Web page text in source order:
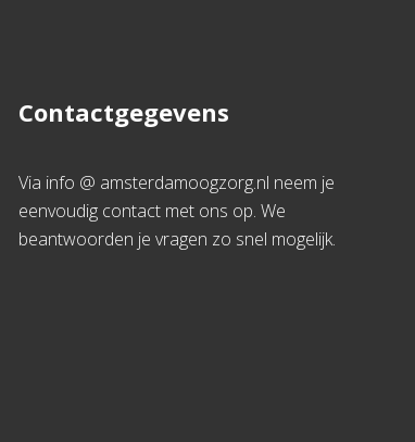
Contactgegevens
Via info @ amsterdamoogzorg.nl neem je
eenvoudig contact met ons op. We
beantwoorden je vragen zo snel mogelijk.